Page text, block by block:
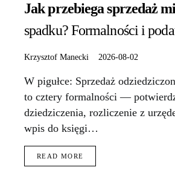
Jak przebiega sprzedaż
spadku? Formalności i
Krzysztof Manecki 2026-08-02
W pigułce: Sprzedaż
to cztery formalności —
dziedziczenia, rozliczenie z
wpis do księgi…
READ MORE